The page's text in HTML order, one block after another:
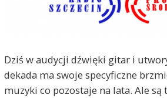
Dziś w audycji dźwięki gitar i
dekada ma swoje specyficzne
muzyki co pozostaje na lata. Ale są